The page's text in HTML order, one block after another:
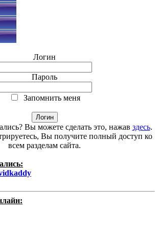
Логин
Пароль
Запомнить меня
Вы можете сделать это, нажав здесь.
Вы получите полный доступ ко
всем разделам сайта.